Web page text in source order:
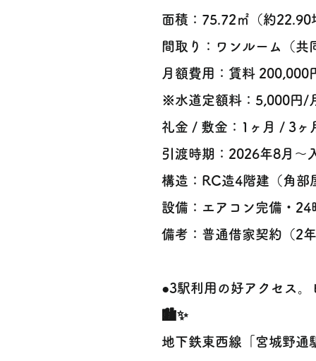
面積：75.72㎡（約22.90
間取り：ワンルーム（共
月額費用：賃料 200,000
※水道定額料：5,000円/
礼金 / 敷金：1ヶ月 / 3ヶ
引渡時期：2026年8月〜
構造：RC造4階建（角
設備：エアコン完備・24
備考：普通借家契約（2
●3駅利用の好アクセス
🏙️✨
地下鉄東西線「宮城野通